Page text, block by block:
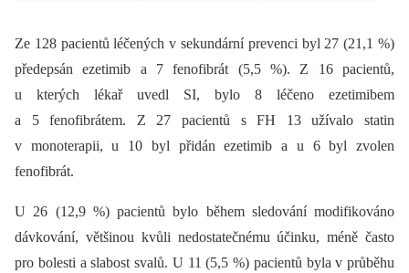
Ze 128 pacientů léčených v sekundární prevenci byl 27 (21,1 %)
předepsán ezetimib a 7 fenofibrát (5,5 %). Z 16 pacientů,
u kterých lékař uvedl SI, bylo 8 léčeno ezetimibem
a 5 fenofibrátem. Z 27 pacientů s FH 13 užívalo statin
v monoterapii, u 10 byl přidán ezetimib a u 6 byl zvolen
fenofibrát.
U 26 (12,9 %) pacientů bylo během sledování modifikováno
dávkování, většinou kvůli nedostatečnému účinku, méně často
pro bolesti a slabost svalů. U 11 (5,5 %) pacientů byla v průběhu